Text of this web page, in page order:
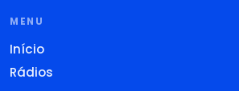
MENU
Início
Rádios